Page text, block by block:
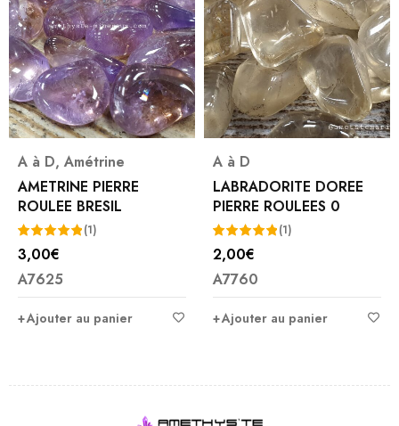
A à D
LABRADORITE DOREE
PIERRE ROULEES 0
Note
sur 5
2,00
A7760
Ajouter au panier
A à D
CHALCOPYRITE PIERRE
ROULEE AAA
8,00€
A7653
Ajouter au panier